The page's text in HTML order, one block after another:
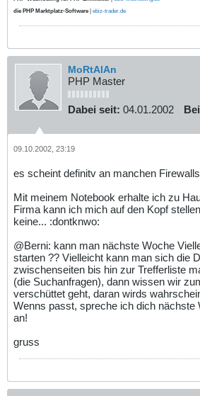
die PHP Marktplatz-Software
ebiz-trader.de
MoRtAlAn
PHP Master
Dabei seit: 04.01.2002
09.10.2002, 23:19
es scheint definitv an manchen
Mit meinem Notebook erhalte ich zu
Firma kann ich mich auf den Kopf
keine... :dontknwo:
@Berni: kann man nächste Woche
starten ?? Vielleicht kann man sich die
zwischenseiten bis hin zur Trefferliste
(die Suchanfragen), dann wissen wir
verschüttet geht, daran wirds
Wenns passt, spreche ich dich nächste
an!
gruss